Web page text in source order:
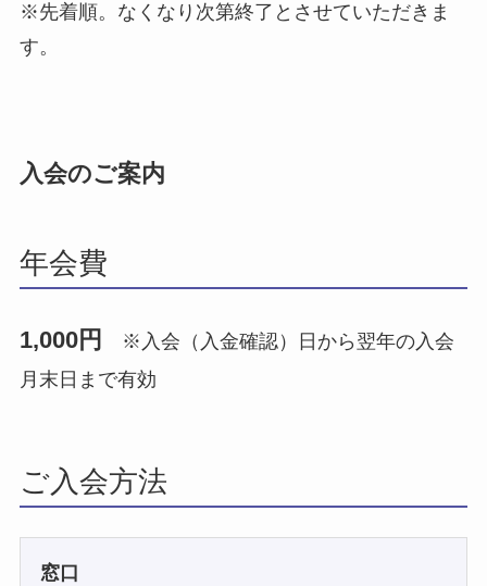
※先着順。なくなり次第終了とさせていただきま
す。
入会のご案内
年会費
1,000円
※入会（入金確認）日から翌年の入会
月末日まで有効
ご入会方法
窓口